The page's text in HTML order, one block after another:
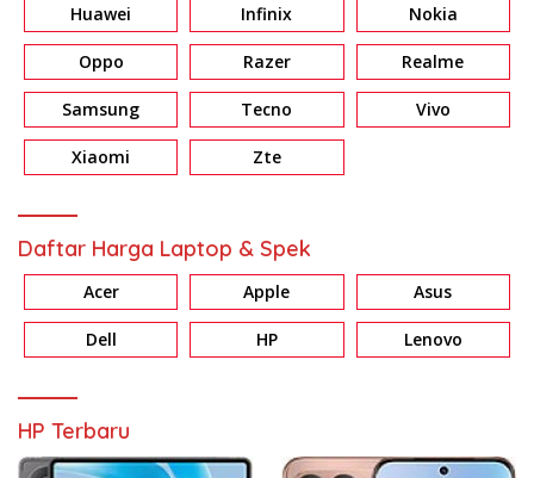
Huawei Infinix Nokia
Oppo Razer Realme
Samsung Tecno Vivo
Xiaomi Zte
Daftar Harga Laptop & Spek
Acer Apple Asus
Dell HP Lenovo
HP Terbaru